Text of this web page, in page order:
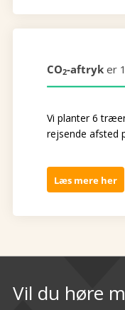
CO2-aftryk er
Vi planter 6
rejsende afsted
Læs mere her
Vil du høre